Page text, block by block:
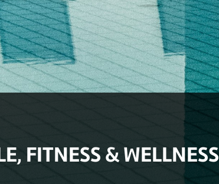
FITNESS & WELLNESS